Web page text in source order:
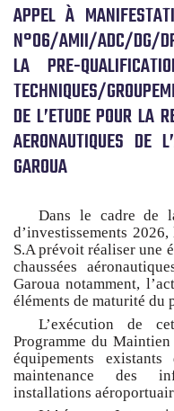
APPEL À
N°06/AMII/ADC/DG/
LA PRE-
TECHNIQUES/
DE L’ETUDE POUR LA
AERONAUTIQUES DE
GAROUA
Dans le cadre de
d’investissements
S.A prévoit réaliser une
chaussées
Garoua notamment,
éléments de maturité du
L’exécution de
Programme du
équipements
maintenance des
installations